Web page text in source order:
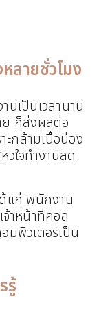
ลายชั่วโมง
นเป็นเวลานาน
ย ก็ส่งผลต่อ
ะกล้ามเนื้อน่อง
ใจทำงานลด
แก่ พนักงาน
าหน้าที่คอล
มพิวเตอร์เป็น
รู้